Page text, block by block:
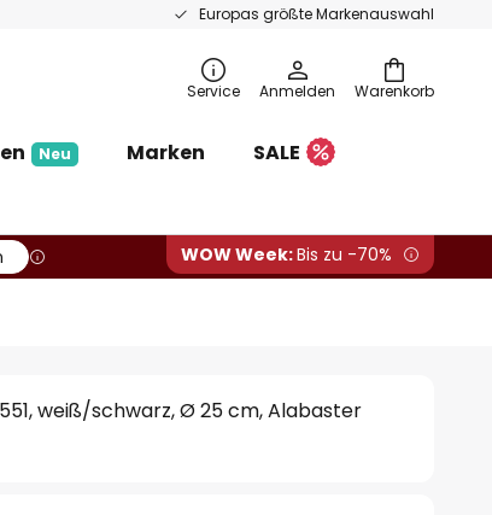
Europas größte Markenauswahl
Warenkorb
Service Anmelden
Neu Marken
SALE
WOW Week:Bis zu -70%
weiß/schwarz, Ø 25 cm, Alabaster